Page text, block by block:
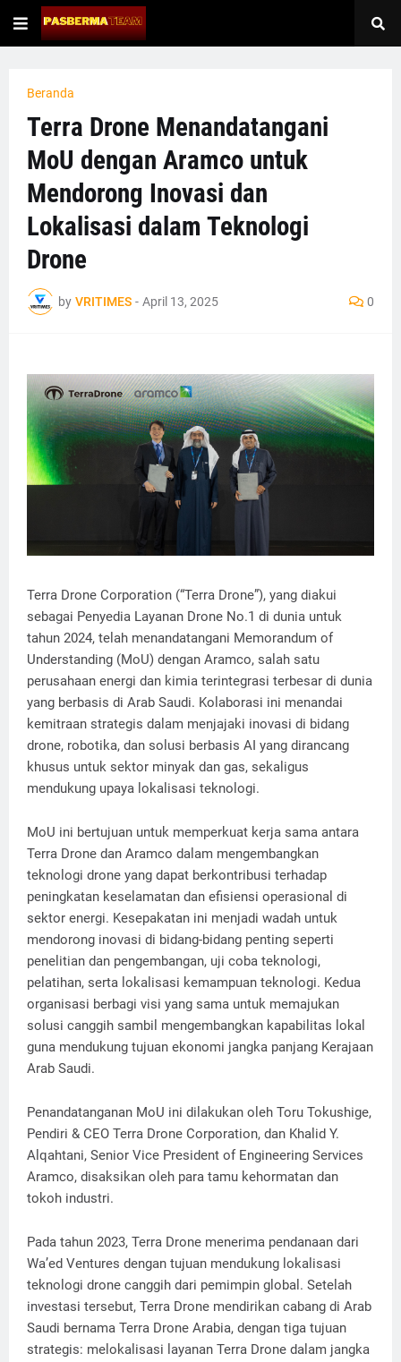
Beranda
Terra Drone Menandatangani
MoU dengan Aramco untuk
Mendorong Inovasi dan
Lokalisasi dalam Teknologi
Drone
by VRITIMES - April 13, 2025 0
Terra Drone Corporation (“Terra Drone”), yang diakui
sebagai Penyedia Layanan Drone No.1 di dunia untuk
tahun 2024, telah menandatangani Memorandum of
Understanding (MoU) dengan Aramco, salah satu
perusahaan energi dan kimia terintegrasi terbesar di dunia
yang berbasis di Arab Saudi. Kolaborasi ini menandai
kemitraan strategis dalam menjajaki inovasi di bidang
drone, robotika, dan solusi berbasis AI yang dirancang
khusus untuk sektor minyak dan gas, sekaligus
mendukung upaya lokalisasi teknologi.
MoU ini bertujuan untuk memperkuat kerja sama antara
Terra Drone dan Aramco dalam mengembangkan
teknologi drone yang dapat berkontribusi terhadap
peningkatan keselamatan dan efisiensi operasional di
sektor energi. Kesepakatan ini menjadi wadah untuk
mendorong inovasi di bidang-bidang penting seperti
penelitian dan pengembangan, uji coba teknologi,
pelatihan, serta lokalisasi kemampuan teknologi. Kedua
organisasi berbagi visi yang sama untuk memajukan
solusi canggih sambil mengembangkan kapabilitas lokal
guna mendukung tujuan ekonomi jangka panjang Kerajaan
Arab Saudi.
Penandatanganan MoU ini dilakukan oleh Toru Tokushige,
Pendiri & CEO Terra Drone Corporation, dan Khalid Y.
Alqahtani, Senior Vice President of Engineering Services
Aramco, disaksikan oleh para tamu kehormatan dan
tokoh industri.
Pada tahun 2023, Terra Drone menerima pendanaan dari
Wa’ed Ventures dengan tujuan mendukung lokalisasi
teknologi drone canggih dari pemimpin global. Setelah
investasi tersebut, Terra Drone mendirikan cabang di Arab
Saudi bernama Terra Drone Arabia, dengan tiga tujuan
strategis: melokalisasi layanan Terra Drone dalam jangka